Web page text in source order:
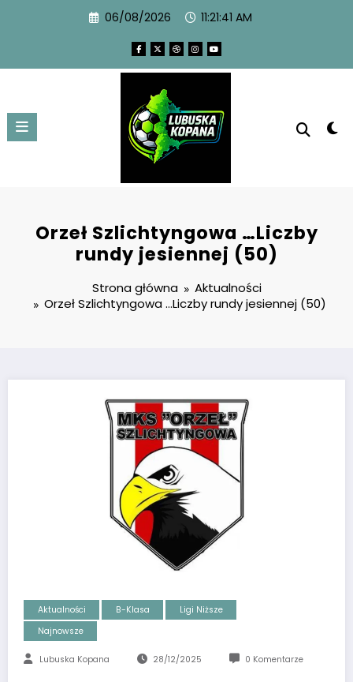
06/08/2026 11:21:42 AM
Orzeł Szlichtyngowa …Liczby
rundy jesiennej (50)
Strona główna
Aktualności
Orzeł Szlichtyngowa …Liczby rundy jesiennej (50)
Aktualności B-Klasa
Ligi Niższe
Najnowsze
Lubuska Kopana 28/12/2025 0 Komentarze